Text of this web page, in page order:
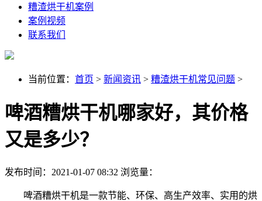
糟渣烘干机案例
案例视频
联系我们
当前位置： 首页 > 新闻资讯 > 糟渣烘干机常见问题 >
啤酒糟烘干机哪家好，其价格
又是多少？
发布时间：2021-01-07 08:32 浏览量：
啤酒糟烘干机是一款节能、环保、高生产效率、实用的烘